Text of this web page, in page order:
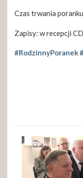
Czas trwania
Zapisy: w recepcji
#RodzinnyPoranek